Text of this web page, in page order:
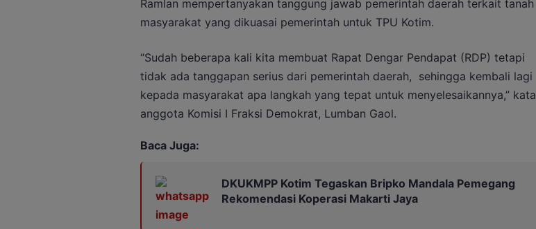
Ramlan mempertanyakan tanggung jawab pemerintah daerah terkait tanah
masyarakat yang dikuasai pemerintah untuk TPU Kotim.
“Sudah beberapa kali kita membuat Rapat Dengar Pendapat (RDP) tetapi
tidak ada tanggapan serius dari pemerintah daerah, sehingga kembali lagi
kepada masyarakat apa langkah yang tepat untuk menyelesaikannya,” kata
anggota Komisi I Fraksi Demokrat, Lumban Gaol.
Baca Juga:
DKUKMPP Kotim Tegaskan Bripko Mandala Pemegang
Rekomendasi Koperasi Makarti Jaya